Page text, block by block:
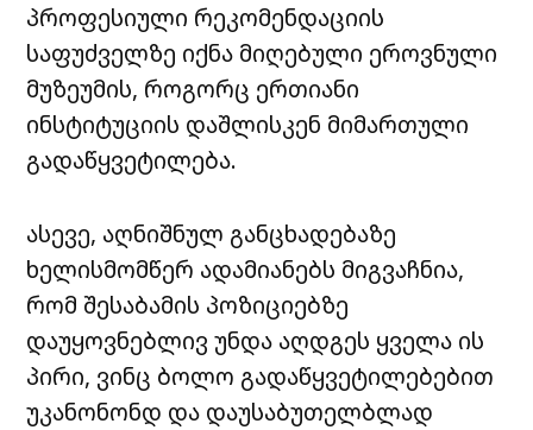
პროფესიული რეკომენდაციის
საფუძველზე იქნა მიღებული ეროვნული
მუზეუმის, როგორც ერთიანი
ინსტიტუციის დაშლისკენ მიმართული
გადაწყვეტილება.
ასევე, აღნიშნულ განცხადებაზე
ხელისმომწერ ადამიანებს მიგვაჩნია,
რომ შესაბამის პოზიციებზე
დაუყოვნებლივ უნდა აღდგეს ყველა ის
პირი, ვინც ბოლო გადაწყვეტილებებით
უკანონონდ და დაუსაბუთელბლად